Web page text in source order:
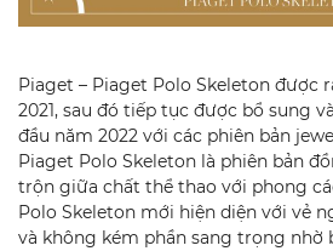
Piaget – Piaget Polo Skeleton được
2021, sau đó tiếp tục được bổ sung
đầu năm 2022 với các phiên bản
Piaget Polo Skeleton là phiên bản
trộn giữa chất thể thao với phong
Polo Skeleton mới hiện diện với vẻ
và không kém phần sang trọng nhờ